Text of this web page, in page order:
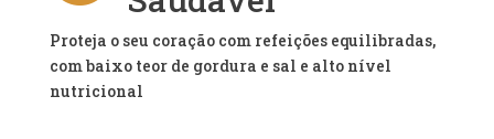
Proteja o seu coração com refeições equilibradas,
com baixo teor de gordura e sal e alto nível
nutricional